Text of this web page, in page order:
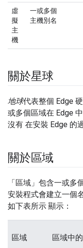
虛
擬
主
機
一或多個
主機別名
關於星球
地球代表整個 Edge
或多個區域在 Edge
沒有 在安裝 Edge 的
關於區域
「區域」 包含一或多
安裝程式會建立一個
如下表所示 顯示：
區域 區域中